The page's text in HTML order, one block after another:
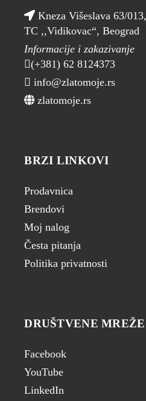
Kneza Višeslava 63/013,
TC ,,Vidikovac“, Beograd
Informacije i zakazivanje
(+381) 62 8124373
info@zlatomoje.rs
zlatomoje.rs
BRZI LINKOVI
Prodavnica
Brendovi
Moj nalog
Česta pitanja
Politika privatnosti
DRUŠTVENE MREŽE
Facebook
YouTube
LinkedIn